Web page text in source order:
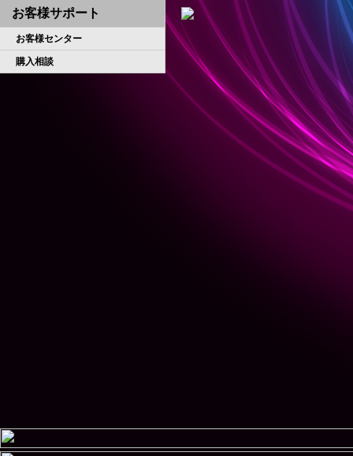
お客様サポート
お客様センター
購入相談